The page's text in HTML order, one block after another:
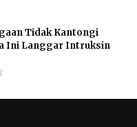
Tidak Kantongi
Ini Langgar Intruksin